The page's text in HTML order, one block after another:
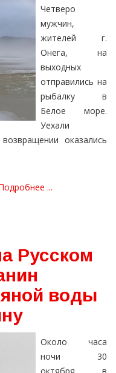
Четверо
мужчин,
жителей г.
Онега, на
выходных
отправились на
рыбалку в
Белое море.
Уехали
оказались
...
Русском
воды
Около часа
ночи 30